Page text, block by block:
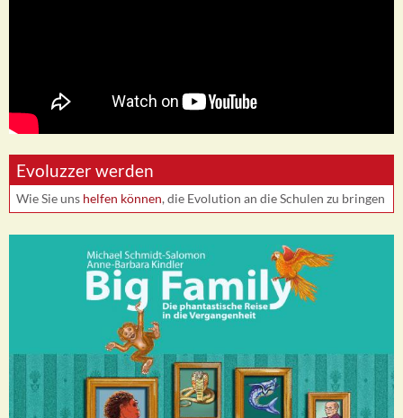
Evoluzzer werden
Wie Sie uns helfen können, die Evolution an die Schulen zu bringen